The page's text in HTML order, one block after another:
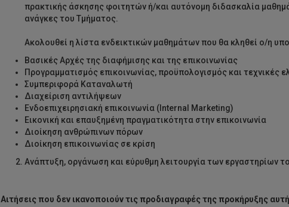
πρακτικής άσκησης φοιτητών ή/και αυτόνομη διδασκαλία
ανάγκες του Τμήματος.
Ακολουθεί η λίστα ενδεικτικών μαθημάτων που θα κληθεί ο/η
Βασικές Αρχές της διαφήμισης και της επικοινωνίας
Προγραμματισμός επικοινωνίας, προϋπολογισμός και τεχνικές
Συμπεριφορά Καταναλωτή
Διαχείριση αντιλήψεων
Ενδοεπιχειρησιακή επικοινωνία (Internal Marketing)
Εικονική και επαυξημένη πραγματικότητα στην επικοινωνία
Διοίκηση ανθρώπινων πόρων
Διοίκηση επικοινωνίας σε κρίση
Ανάπτυξη, οργάνωση και εύρυθμη λειτουργία των εργαστηρίων
Αιτήσεις που δεν ικανοποιούν τις προδιαγραφές της προκήρυξης